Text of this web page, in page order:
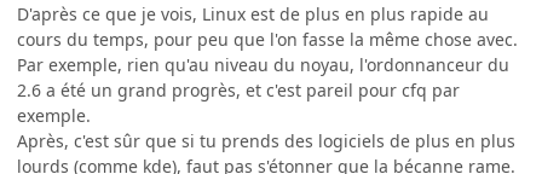
D'après ce que je vois, Linux est de plus en plus rapide au
cours du temps, pour peu que l'on fasse la même chose avec.
Par exemple, rien qu'au niveau du noyau, l'ordonnanceur du
2.6 a été un grand progrès, et c'est pareil pour cfq par
exemple.
Après, c'est sûr que si tu prends des logiciels de plus en plus
lourds (comme kde), faut pas s'étonner que la bécanne rame.